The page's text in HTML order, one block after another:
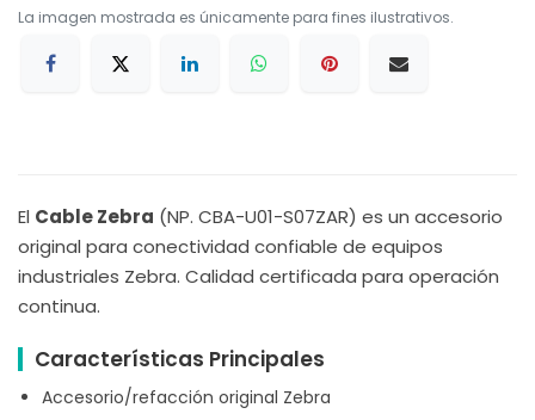
La imagen mostrada es únicamente para fines ilustrativos.
El Cable Zebra (NP. CBA-U01-S07ZAR) es un accesorio
original para conectividad confiable de equipos
industriales Zebra. Calidad certificada para operación
continua.
Características Principales
Accesorio/refacción original Zebra